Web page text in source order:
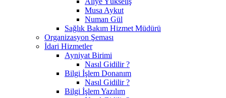
Musa Aykut
Numan Gül
Sağlık Bakım Hizmet Müdürü
Organizasyon Şeması
İdari Hizmetler
Ayniyat Birimi
Nasıl Gidilir ?
Bilgi İşlem Donanım
Nasıl Gidilir ?
Bilgi İşlem Yazılım